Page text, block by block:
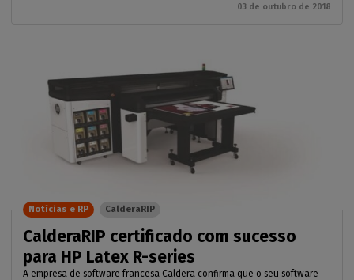
03 de outubro de 2018
CalderaRIP certificado com sucesso
para HP Latex R-series
A empresa de software francesa Caldera confirma que o seu software
Notícias e RP CalderaRIP